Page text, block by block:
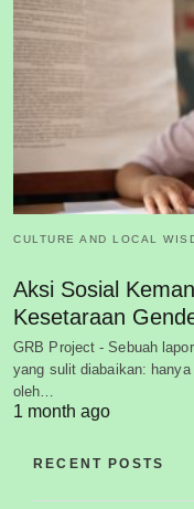
CULTURE AND LOCAL
Aksi Sosial
Kesetaraan
GRB Project - Sebuah
yang sulit diabaikan:
oleh…
1 month ago
RECENT POSTS